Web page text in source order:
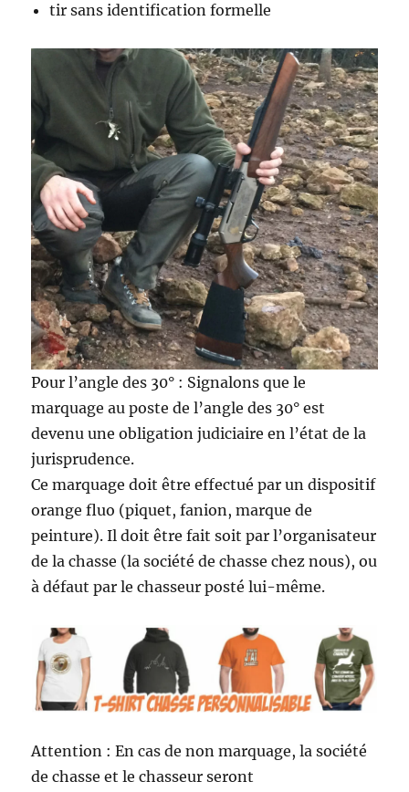
tir sans identification formelle
Pour l’angle des 30° : Signalons que le
marquage au poste de l’angle des 30° est
devenu une obligation judiciaire en l’état de la
jurisprudence.
Ce marquage doit être effectué par un dispositif
orange fluo (piquet, fanion, marque de
peinture). Il doit être fait soit par l’organisateur
de la chasse (la société de chasse chez nous), ou
à défaut par le chasseur posté lui-même.
Attention : En cas de non marquage, la société
de chasse et le chasseur seront